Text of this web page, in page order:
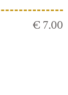
€ 7.00